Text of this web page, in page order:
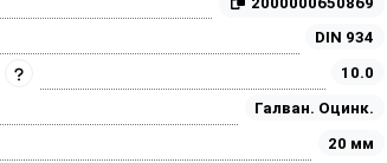
DIN 934
10.0
Галван. Оцинк.
20 мм